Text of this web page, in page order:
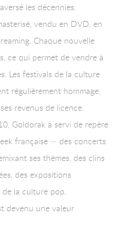
les décennies.
vendu en DVD, en
Chaque nouvelle
ce qui permet de vendre à
Les festivals de la culture
régulièrement hommage,
revenus de licence.
Goldorak a servi de repère
française — des concerts
ses thèmes, des clins
des expositions
la culture pop.
devenu une valeur